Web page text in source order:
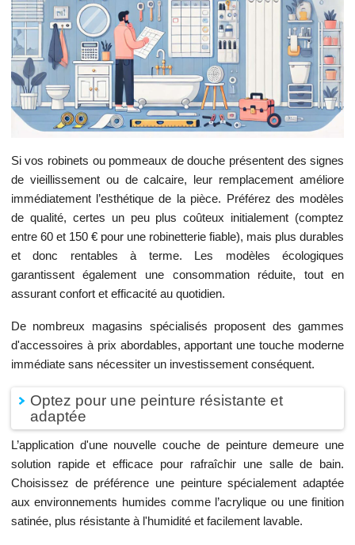
Si vos robinets ou pommeaux de douche présentent des signes
de vieillissement ou de calcaire, leur remplacement améliore
immédiatement l’esthétique de la pièce. Préférez des modèles
de qualité, certes un peu plus coûteux initialement (comptez
entre 60 et 150 € pour une robinetterie fiable), mais plus durables
et donc rentables à terme. Les modèles écologiques
garantissent également une consommation réduite, tout en
assurant confort et efficacité au quotidien.
De nombreux magasins spécialisés proposent des gammes
d'accessoires à prix abordables, apportant une touche moderne
immédiate sans nécessiter un investissement conséquent.
Optez pour une peinture résistante et
adaptée
L’application d'une nouvelle couche de peinture demeure une
solution rapide et efficace pour rafraîchir une salle de bain.
Choisissez de préférence une peinture spécialement adaptée
aux environnements humides comme l’acrylique ou une finition
satinée, plus résistante à l'humidité et facilement lavable.